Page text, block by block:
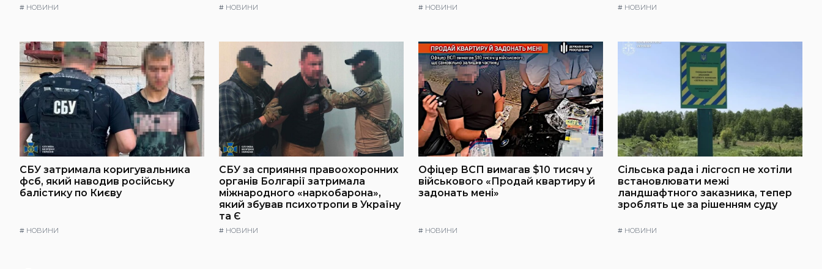
# НОВИНИ # НОВИНИ # НОВИНИ # НОВИНИ
СБУ затримала коригувальника
фсб, який наводив російську
балістику по Києву
# НОВИНИ
СБУ за сприяння правоохоронних
органів Болгарії затримала
міжнародного «наркобарона»,
який збував психотропи в Україну
та Є
# НОВИНИ
Офіцер ВСП вимагав $10 тисяч у
військового «Продай квартиру й
задонать мені»
# НОВИНИ
Сільська рада і лісгосп не хотіли
встановлювати межі
ландшафтного заказника, тепер
зроблять це за рішенням суду
# НОВИНИ